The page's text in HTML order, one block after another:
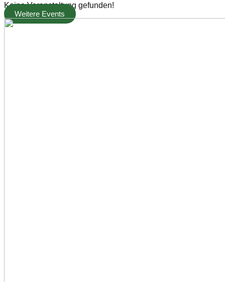
Keine Veranstaltung gefunden!
Weitere Events